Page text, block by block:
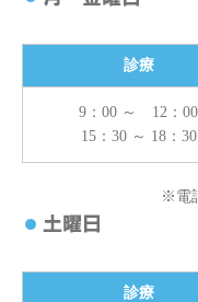
診療
9：00 ～ 12：00
15：30 ～ 18：30
※電話で
診療